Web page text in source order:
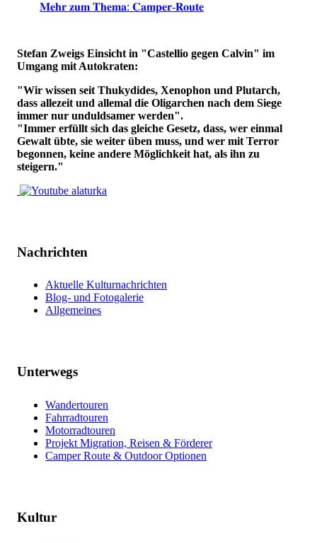
𝐌𝐞𝐡𝐫 𝐳𝐮𝐦 𝐓𝐡𝐞𝐦𝐚: 𝐂𝐚𝐦𝐩𝐞𝐫-𝐑𝐨𝐮𝐭𝐞
Stefan Zweigs Einsicht in "Castellio gegen Calvin" im
Umgang mit Autokraten:
"Wir wissen seit Thukydides, Xenophon und Plutarch,
dass allezeit und allemal die Oligarchen nach dem Siege
immer nur unduldsamer werden".
"Immer erfüllt sich das gleiche Gesetz, dass, wer einmal
Gewalt übte, sie weiter üben muss, und wer mit Terror
begonnen, keine andere Möglichkeit hat, als ihn zu
steigern."
Nachrichten
Aktuelle Kulturnachrichten
Blog- und Fotogalerie
Allgemeines
Unterwegs
Wandertouren
Fahrradtouren
Motorradtouren
Projekt Migration, Reisen & Förderer
Camper Route & Outdoor Optionen
Kultur